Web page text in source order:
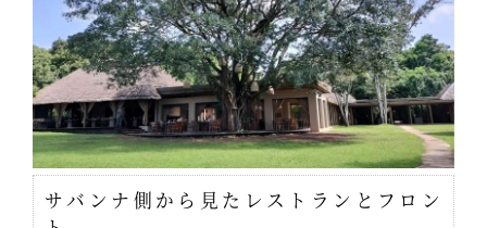
サバンナ側から見たレストランとフロン